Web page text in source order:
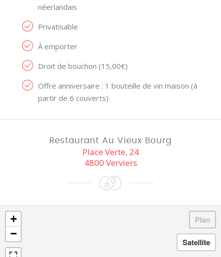
néerlandais
Privatisable
À emporter
Droit de bouchon (15,00€)
Offre anniversaire : 1 bouteille de vin maison (à
partir de 6 couverts)
Restaurant Au Vieux Bourg
Place Verte, 24
4800 Verviers
+
−